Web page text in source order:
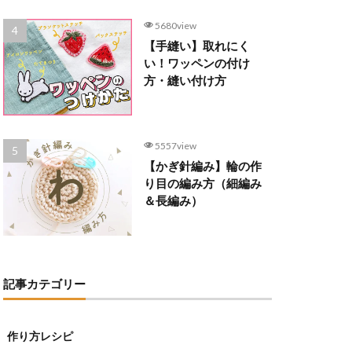
5680view
【手縫い】取れにく
い！ワッペンの付け
方・縫い付け方
5557view
【かぎ針編み】輪の作
り目の編み方（細編み
＆長編み）
記事カテゴリー
作り方レシピ